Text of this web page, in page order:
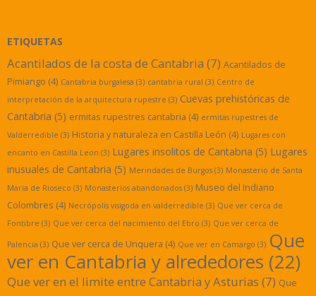
ETIQUETAS
Acantilados de la costa de Cantabria (7) Acantilados de
Pimiango (4) Cantabria burgalesa (3) cantabria rural (3) Centro de
interpretación de la arquitectura rupestre (3) Cuevas prehistóricas de
Cantabria (5) ermitas rupestres cantabria (4) ermitas rupestres de
Valderredible (3) Historia y naturaleza en Castilla León (4) Lugares con
encanto en Castilla Leon (3) Lugares insolitos de Cantabria (5) Lugares
inusuales de Cantabria (5) Merindades de Burgos (3) Monasterio de Santa
Maria de Rioseco (3) Monasterios abandonados (3) Museo del Indiano
Colombres (4) Necrópolis visigoda en valderredible (3) Que ver cerca de
Fontibre (3) Que ver cerca del nacimiento del Ebro (3) Que ver cerca de
Palencia (3) Que ver cerca de Unquera (4) Que ver en Camargo (3) Que
ver en Cantabria y alrededores (22)
Que ver en el limite entre Cantabria y Asturias (7) Que